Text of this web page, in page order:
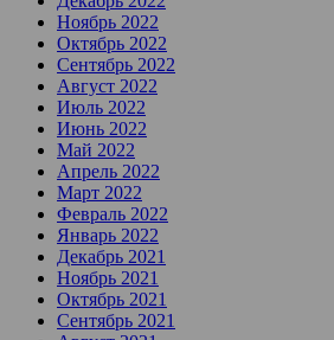
Ноябрь 2022
Октябрь 2022
Сентябрь 2022
Август 2022
Июль 2022
Июнь 2022
Май 2022
Апрель 2022
Март 2022
Февраль 2022
Январь 2022
Декабрь 2021
Ноябрь 2021
Октябрь 2021
Сентябрь 2021